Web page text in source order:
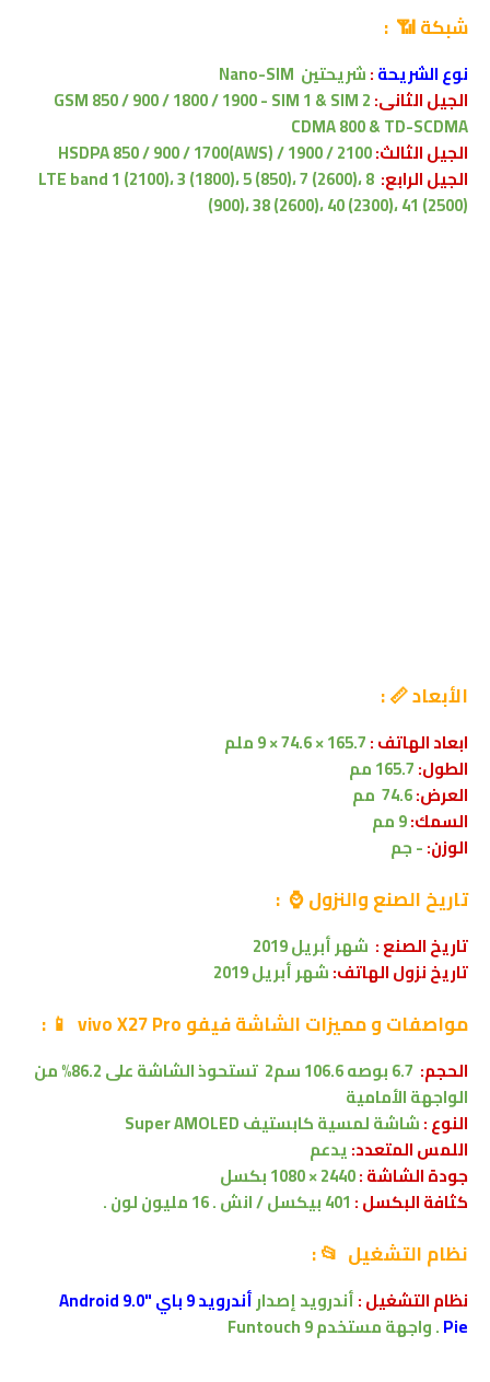
شبكة 📶 :
نوع الشريحة:شريحتين Nano-SIM
الجيل الثانى:GSM 850 / 900 / 1800 / 1900 - SIM 1 & SIM 2
CDMA 800 & TD-SCDMA
الجيل الثالث:HSDPA 850 / 900 / 1700(AWS) / 1900 / 2100
الجيل الرابع: LTE band 1 (2100)، 3 (1800)، 5 (850)، 7 (2600)، 8
(900)، 38 (2600)، 40 (2300)، 41 (2500)
الأبعاد 📏 :
ابعاد الهاتف :165.7 × 74.6 × 9 ملم
الطول:165.7 مم
العرض:
السمك:9 مم
الوزن:- جم
تاريخ الصنع والنزول ⌚ :
تاريخ الصنع : شهر أبريل 2019
تاريخ نزول الهاتف:شهر أبريل 2019
مواصفاتو مميزات الشاشة فيفو vivo X27 Pro 📱
:
الحجم: 106.6 سم2
تستحوذ الشاشة على 86.2% من
الواجهة الأمامية
النوع :شاشة لمسيةكابستيفSuper AMOLED
اللمس المتعدد:يدعم
جودة الشاشة :2440 × 1080 بكسل
كثافة البكسل : 401 بيكسل / انش . 16 مليون لون .
نظام التشغيل 📂 :
نظام التشغيل :أندرويد إصدار
أندرويد 9 باي "Android 9.0
Pie
.واجهة مستخدمFuntouch 9